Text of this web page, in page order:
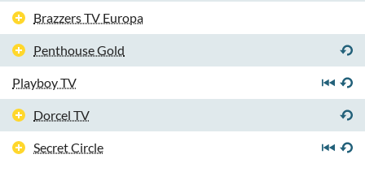
Brazzers TV Europa
Penthouse Gold
Playboy TV
Dorcel TV
Secret Circle